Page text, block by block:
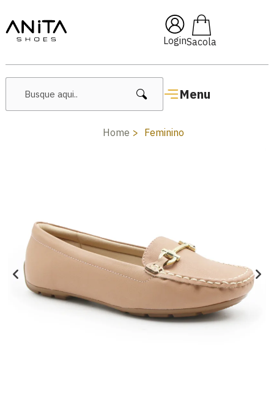
Login
Menu
🔥 Lançamentos Femininos
Home Feminino